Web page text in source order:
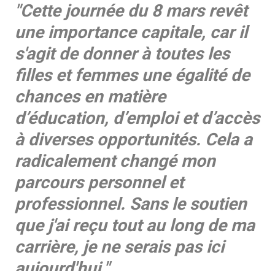
"Cette journée du 8 mars revêt
une importance capitale, car il
s'agit de donner à toutes les
filles et femmes une égalité de
chances en matière
d’éducation, d’emploi et d’accès
à diverses opportunités. Cela a
radicalement changé mon
parcours personnel et
professionnel. Sans le soutien
que j'ai reçu tout au long de ma
carrière, je ne serais pas ici